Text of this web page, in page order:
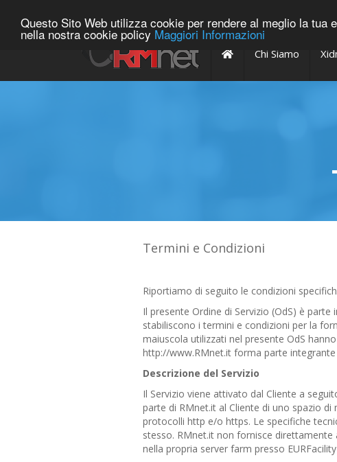
Questo Sito Web utilizza cookie per rendere al meglio la
nella nostra cookie policy Maggiori Informazioni
Chi Siamo
Termini e Condizioni
Riportiamo di seguito le condizioni
Il presente Ordine di Servizio (OdS) è parte
stabiliscono i termini e condizioni per la
maiuscola utilizzati nel presente OdS
http://www.RMnet.it forma parte
Descrizione del Servizio
Il Servizio viene attivato dal Cliente a
parte di RMnet.it al Cliente di uno spazio
protocolli http e/o https. Le specifiche
stesso. RMnet.it non fornisce
nella propria server farm presso